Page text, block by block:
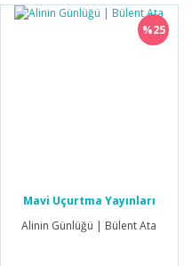
%25
Mavi Uçurtma Yayınları
Alinin Günlüğü | Bülent Ata